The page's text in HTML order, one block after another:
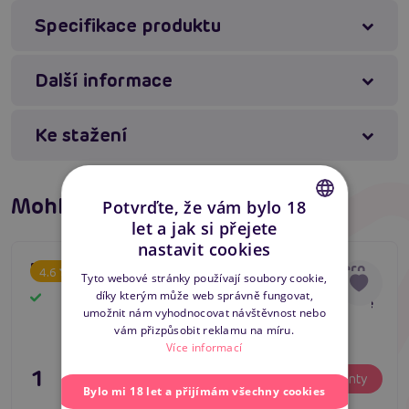
Svůdný design s pruhy, který podtrhuje vaše
Vysoká kvalita materiálu pro celodenní pohodlí
outfitu
Nepostradatelný doplněk pro speciální příležitosti
i každodenní nošení
#stay up #silikonový lem punčochy
Máte dotaz k produktu? Zašlete nám zprávu
Specifikace produktu
Další informace
Ke stažení
Mohlo by se líbit
4.6
Passion ST003 černá
Skladem
199 Kč Varianty
Passion TI111 Nero
(20 Den), černé
erotické punčocháče
Skladem
449 Kč Varianty
ENGLISH
Potvrďte, že vám bylo 18
let a jak si přejete
nastavit cookies
Tyto webové stránky používají soubory cookie,
díky kterým může web správně fungovat,
umožnit nám vyhodnocovat návštěvnost nebo
vám přizpůsobit reklamu na míru.
Více informací
Bylo mi 18 let a přijímám všechny cookies